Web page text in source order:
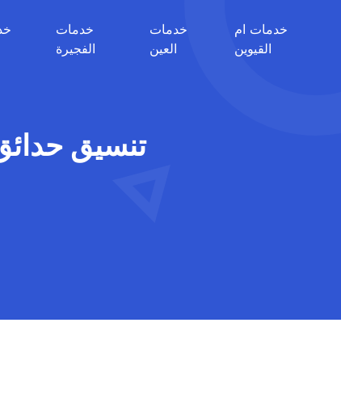
خدمات
الفجيرة
خدمات
العين
خدمات ام
القيوين
تنسيق حدائق في